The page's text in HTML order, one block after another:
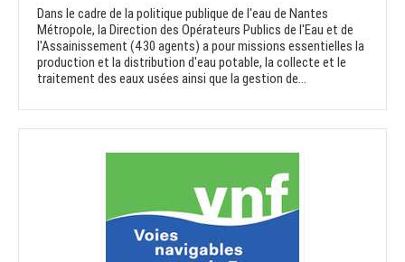
Dans le cadre de la politique publique de l'eau de Nantes
Métropole, la Direction des Opérateurs Publics de l'Eau et de
l'Assainissement (430 agents) a pour missions essentielles la
production et la distribution d'eau potable, la collecte et le
traitement des eaux usées ainsi que la gestion de...